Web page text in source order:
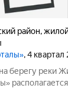
район,
, 4
берегу реки